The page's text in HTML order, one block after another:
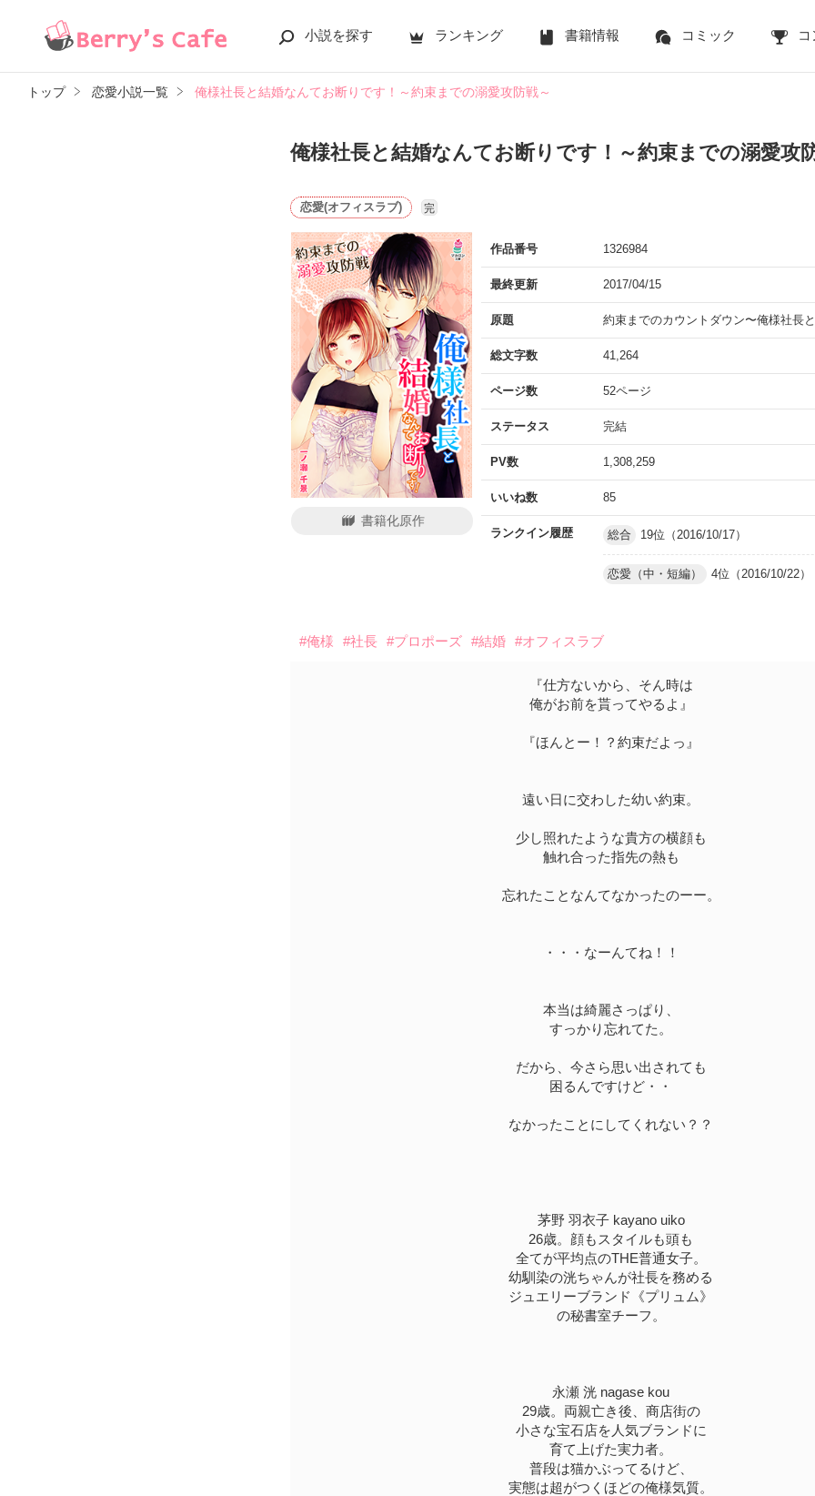
小説を探す ランキング 書籍情報 コミック
トップ 恋愛小説一覧 俺様社長と結婚なんてお断りです！～約束までの溺愛攻防戦～
俺様社長と結婚なんてお断りです！～約束までの溺愛攻
恋愛(オフィスラブ) 完
書籍化原作
作品番号 1326984
最終更新 2017/04/15
原題 約束までのカウントダウン〜俺様社長
総文字数 41,264
ページ数 52ページ
ステータス 完結
PV数 1,308,259
いいね数 85
ランクイン履歴 総合 19位（2016/10/17）
恋愛（中・短編） 4位（2016/10/22）
#俺様 #社長 #プロポーズ #結婚 #オフィスラブ
『仕方ないから、そん時は
俺がお前を貰ってやるよ』
『ほんとー！？約束だよっ』
遠い日に交わした幼い約束。
少し照れたような貴方の横顔も
触れ合った指先の熱も
忘れたことなんてなかったのーー。
・・・なーんてね！！
本当は綺麗さっぱり、
すっかり忘れてた。
だから、今さら思い出されても
困るんですけど・・
なかったことにしてくれない？？
茅野 羽衣子 kayano uiko
26歳。顔もスタイルも頭も
全てが平均点のTHE普通女子。
幼馴染の洸ちゃんが社長を務める
ジュエリーブランド《プリュム》
の秘書室チーフ。
永瀬 洸 nagase kou
29歳。両親亡き後、商店街の
小さな宝石店を人気ブランドに
育て上げた実力者。
普段は猫かぶってるけど、
実態は超がつくほどの俺様気質。